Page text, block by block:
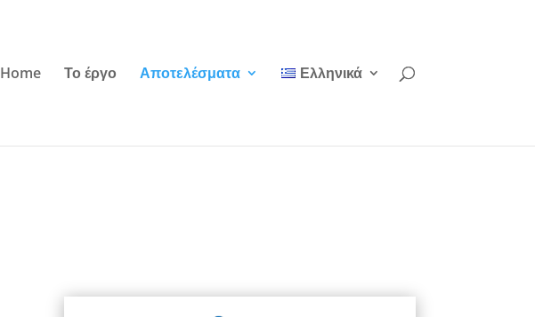
Home Το έργο Αποτελέσματα Ελληνικά